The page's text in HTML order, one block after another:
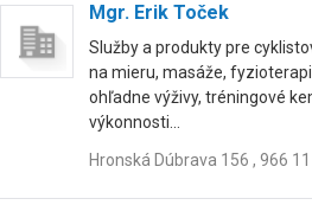
Mgr. Erik Toček
Služby a produkty pre
na mieru, masáže,
ohľadne výživy, tréningové
výkonnosti...
Hronská Dúbrava 156 , 966